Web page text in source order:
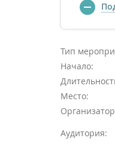
Тип
Начало:
Место:
Аудитория: